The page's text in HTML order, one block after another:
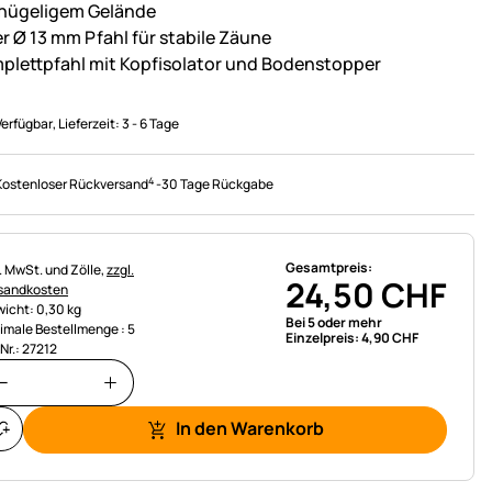
Gelände
Ø 13 mm Pfahl für stabile Zäune
mit Kopfisolator und Bodenstopper
, Lieferzeit:3 - 6 Tage
Rückversand4-30 Tage Rückgabe
MwSt. und Zölle,zzgl.
0,30 kg
Bestellmenge : 5
27212
Gesamtpreis:
24,50 CHF
Bei 5 oder mehr
Einzelpreis:4,90CHF
In den Warenkorb